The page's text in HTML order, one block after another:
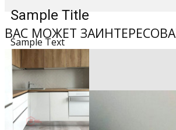
Sample Title
Sample Text
ВАС МОЖЕТ